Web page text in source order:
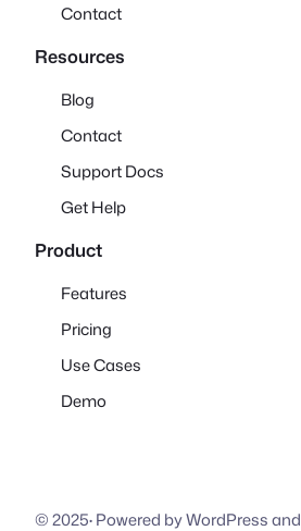
Contact
Resources
Blog
Contact
Support Docs
Get Help
Product
Features
Pricing
Use Cases
Demo
© 2025·Powered by WordPress and